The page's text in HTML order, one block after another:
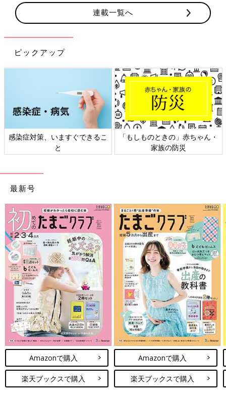
連載一覧へ
ピックアップ
感染症対策、いますぐできるこ
と
「もしものときの」赤ちゃん・
家族の防災
最新号
Amazonで購入
楽天ブックスで購入
Amazonで購入
楽天ブックスで購入